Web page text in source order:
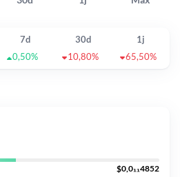
7d 30d
1j
0,50% 10,80% 65,50%
$0,0₁₁4852